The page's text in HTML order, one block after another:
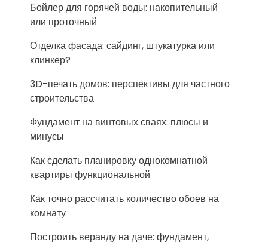
Бойлер для горячей воды: накопительный
или проточный
Отделка фасада: сайдинг, штукатурка или
клинкер?
3D-печать домов: перспективы для частного
строительства
Фундамент на винтовых сваях: плюсы и
минусы
Как сделать планировку однокомнатной
квартиры функциональной
Как точно рассчитать количество обоев на
комнату
Построить веранду на даче: фундамент,